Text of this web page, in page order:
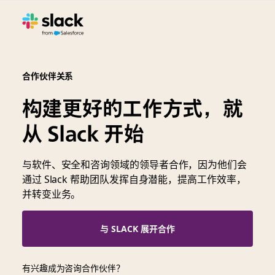
合作伙伴关系
构建更好的工作方式，就
从 Slack 开始
与软件、安全和咨询领域的领导者合作，因为他们会
通过 Slack 帮助团队发挥自身潜能，提高工作效率，
并转变业务。
与 SLACK 展开合作
有兴趣成为咨询合作伙伴？